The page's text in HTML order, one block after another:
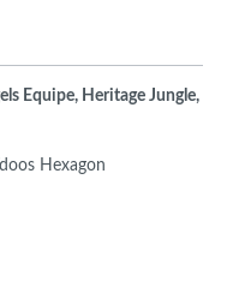
Equipe, Heritage Jungle,
Hexagon